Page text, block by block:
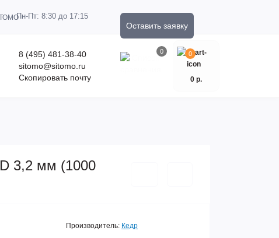
Пн-Пт: 8:30 до 17:15
Оставить заявку
8 (495) 481-38-40
sitomo@sitomo.ru
Скопировать почту
0 0
0 р.
3,2 мм (1000
Производитель: Кедр